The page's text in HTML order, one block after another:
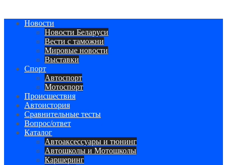
Сайт про автомобили
Новости
Новости Беларуси
Вести с таможни
Мировые новости
Выставки
Спорт
Автоспорт
Мотоспорт
Происшествия
Автоистория
Сравнительные тесты
Вопрос/ответ
Каталог
Автоакcессуары и тюнинг
Автошколы и Мотошколы
Каршеринг